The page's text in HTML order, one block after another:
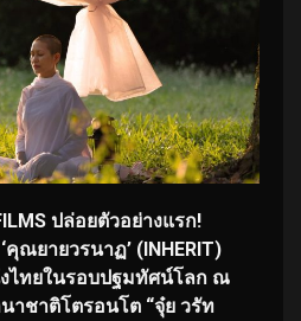
ปล่อยตัวอย่างแรก!
ณยายวรนาฏ’ (INHERIT)
ไทยในรอบปฐมทัศน์โลก ณ
าชาติโตรอนโต “จุ๋ย วรัท